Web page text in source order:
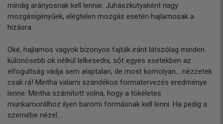
mindig arányosnak kell lennie. Juhászkutyaként nagy
mozgásigényűek, elégtelen mozgás esetén hajlamosak a
hízásra.
Oké, hajlamos vagyok bizonyos fajták iránt látszólag minden
különösebb ok nélkül lelkesedni, sőt egyes esetekben az
elfogultság vádja sem alaptalan, de most komolyan... nézzetek
csak rá! Mintha valami szándékos formatervezés eredménye
lenne. Mintha számított volna, hogy a tökéletes
munkamorálhoz ilyen baromi formásnak kell lenni. Ha pedig a
szemébe nézel...